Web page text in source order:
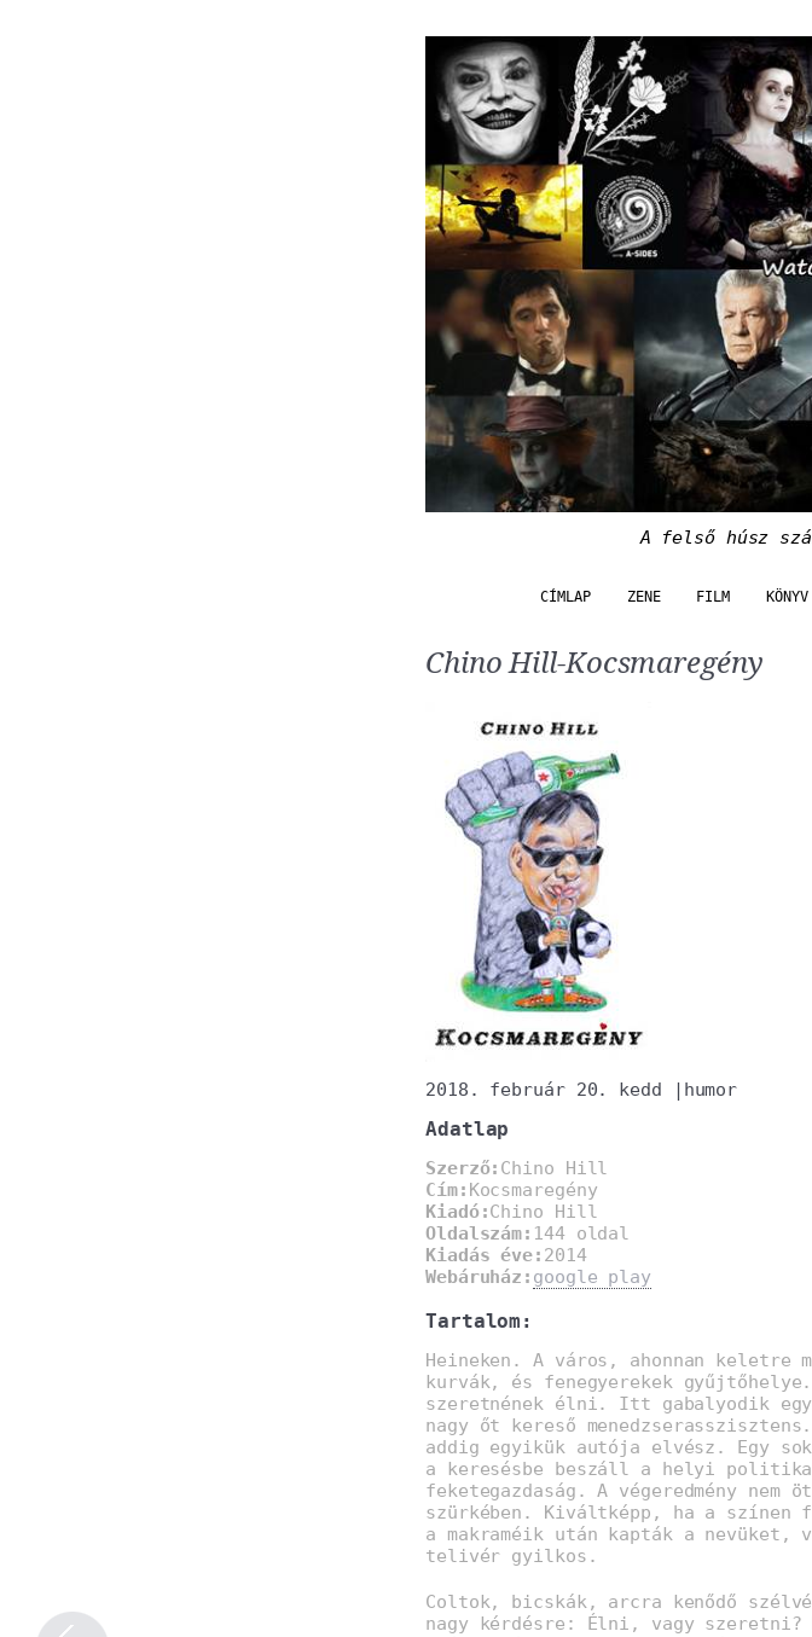
A felső húsz
CÍMLAP ZENE FILM KÖNYV
Chino Hill-Kocsmaregény
2018. február 20. kedd | humor
Adatlap
Szerző: Chino Hill
Cím: Kocsmaregény
Kiadó:Chino Hill
Oldalszám: 144 oldal
Kiadás éve: 2014
Webáruház: google play
Tartalom:
Heineken. A város, ahonnan keletre
kurvák, és fenegyerekek
szeretnének élni. Itt gabalyodik
nagy őt kereső
addig egyikük autója elvész. Egy
a keresésbe beszáll a helyi
feketegazdaság. A végeredmény nem
szürkében. Kiváltképp, ha a
a makraméik után kapták a
telivér gyilkos.
Coltok, bicskák, arcra kenődő
nagy kérdésre: Élni, vagy szeretni?